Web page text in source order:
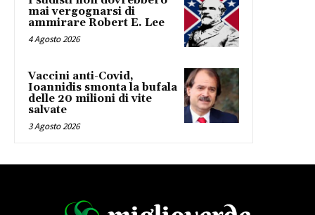
mai vergognarsi di
ammirare Robert E. Lee
4 Agosto 2026
Vaccini anti-Covid,
Ioannidis smonta la bufala
delle 20 milioni di vite
salvate
3 Agosto 2026